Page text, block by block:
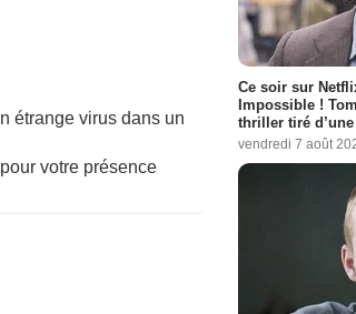
étrange virus dans un
votre présence
Ce soir sur
Impossible !
thriller tiré
vendredi 7 août